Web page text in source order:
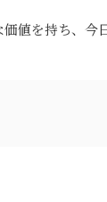
値を持ち、今